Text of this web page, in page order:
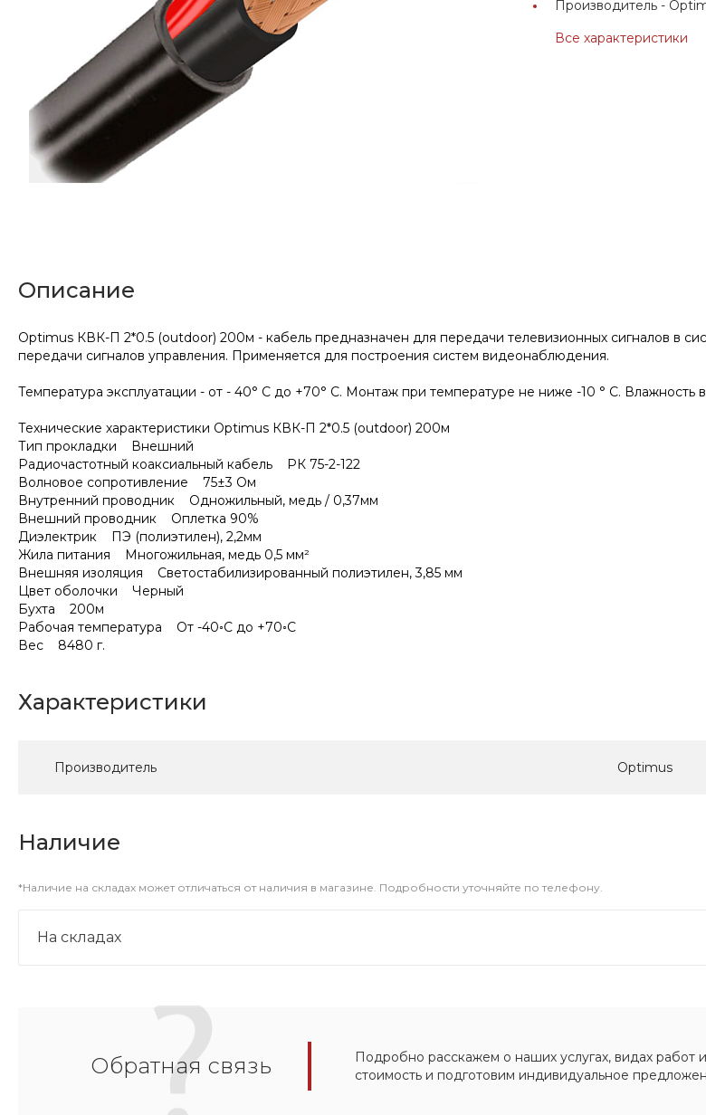
Производитель -
Все характеристики
Описание
Optimus КВК-П 2*0.5 (outdoor) 200м - кабель предназначен для передачи телевизионных сигналов в
передачи сигналов управления. Применяется для построения систем видеонаблюдения.
Температура эксплуатации - от - 40° С до +70° С. Монтаж при температуре не ниже -10 ° С. Влажность
Технические характеристики Optimus КВК-П 2*0.5 (outdoor) 200м
Тип прокладки Внешний
Радиочастотный коаксиальный кабель РК 75-2-122
Волновое сопротивление 75±3 Ом
Внутренний проводник Одножильный, медь / 0,37мм
Внешний проводник Оплетка 90%
Диэлектрик ПЭ (полиэтилен), 2,2мм
Жила питания Многожильная, медь 0,5 мм²
Внешняя изоляция Светостабилизированный полиэтилен, 3,85 мм
Цвет оболочки Черный
Бухта 200м
Рабочая температура От -40◦С до +70◦С
Вес 8480 г.
Характеристики
Производитель Optimus
Наличие
*Наличие на складах может отличаться от наличия в магазине. Подробности уточняйте по телефону.
На складах
Обратная связь
Подробно расскажем о наших услугах, видах работ
стоимость и подготовим индивидуальное